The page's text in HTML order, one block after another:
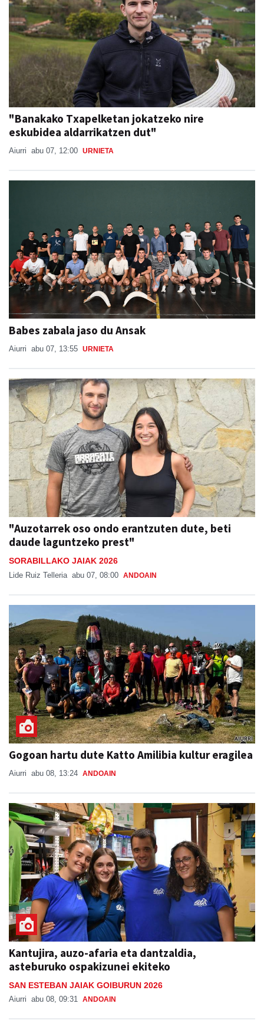
"Banakako Txapelketan jokatzeko nire
eskubidea aldarrikatzen dut"
Aiurri abu 07, 12:00 URNIETA
Babes zabala jaso du Ansak
Aiurri abu 07, 13:55 URNIETA
"Auzotarrek oso ondo erantzuten dute, beti
daude laguntzeko prest"
SORABILLAKO JAIAK 2026
Lide Ruiz Telleria abu 07, 08:00 ANDOAIN
Gogoan hartu dute Katto Amilibia kultur eragilea
Aiurri abu 08, 13:24 ANDOAIN
Kantujira, auzo-afaria eta dantzaldia,
asteburuko ospakizunei ekiteko
SAN ESTEBAN JAIAK GOIBURUN 2026
Aiurri abu 08, 09:31 ANDOAIN